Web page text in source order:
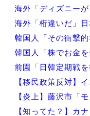
海外「ディズニー
海外「桁違いだ」
韓国人「その衝撃
韓国人「株でお金
前園「日韓定期戦
【移民政策反対】
【炎上】藤沢市「
【知ってた？】カ